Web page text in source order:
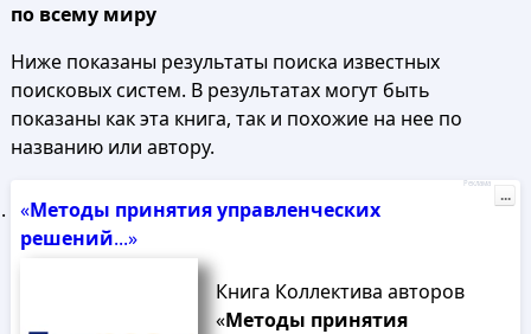
по всему миру
Ниже показаны результаты поиска известных
поисковых систем. В результатах могут быть
показаны как эта книга, так и похожие на нее по
названию или автору.
«Методы принятияуправленческих
решений...»
Книга Коллектива авторов
«Методы принятия
Реклама
...